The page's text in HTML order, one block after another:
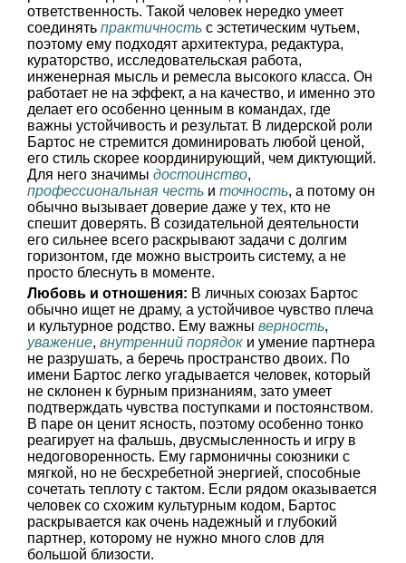
ответственность. Такой человек нередко умеет
соединять практичность с эстетическим чутьем,
поэтому ему подходят архитектура, редактура,
кураторство, исследовательская работа,
инженерная мысль и ремесла высокого класса. Он
работает не на эффект, а на качество, и именно это
делает его особенно ценным в командах, где
важны устойчивость и результат. В лидерской роли
Бартос не стремится доминировать любой ценой,
его стиль скорее координирующий, чем диктующий.
Для него значимы достоинство,
профессиональная честь и точность, а потому он
обычно вызывает доверие даже у тех, кто не
спешит доверять. В созидательной деятельности
его сильнее всего раскрывают задачи с долгим
горизонтом, где можно выстроить систему, а не
просто блеснуть в моменте.
Любовь и отношения: В личных союзах Бартос
обычно ищет не драму, а устойчивое чувство плеча
и культурное родство. Ему важны верность,
уважение, внутренний порядок и умение партнера
не разрушать, а беречь пространство двоих. По
имени Бартос легко угадывается человек, который
не склонен к бурным признаниям, зато умеет
подтверждать чувства поступками и постоянством.
В паре он ценит ясность, поэтому особенно тонко
реагирует на фальшь, двусмысленность и игру в
недоговоренность. Ему гармоничны союзники с
мягкой, но не бесхребетной энергией, способные
сочетать теплоту с тактом. Если рядом оказывается
человек со схожим культурным кодом, Бартос
раскрывается как очень надежный и глубокий
партнер, которому не нужно много слов для
большой близости.